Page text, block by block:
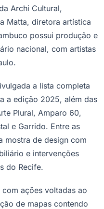
Archi Cultural,
Matta, diretora artística
possui produção e
nacional, com artistas
a lista completa
a edição 2025, além das
Plural, Amparo 60,
e Garrido. Entre as
mostra de design com
e intervenções
do Recife.
com ações voltadas ao
de mapas contendo